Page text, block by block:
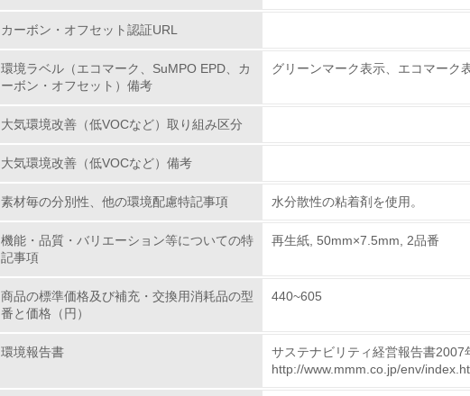
包装・物流
15.
16. <L2> 環境負荷ができるだけ小さい物流を行っている
カーボン・オフセット認証URL
環境ラベル（エコマーク、SuMPO EPD、カ
ーボン・オフセット）備考
グリーンマーク表示、エコマーク
大気環境改善（低VOCなど）取り組み区分
大気環境改善（低VOCなど）備考
素材毎の分別性、他の環境配慮特記事項 水分散性の粘着剤を使用。
機能・品質・バリエーション等についての特
記事項
再生紙, 50mm×7.5mm, 2品番
商品の標準価格及び補充・交換用消耗品の型
番と価格（円）
440~605
環境報告書
サステナビリティ経営報告書2007
http://www.mmm.co.jp/env/